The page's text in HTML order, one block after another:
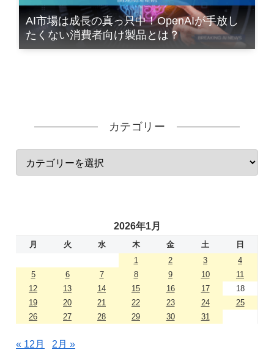
AI市場は成長の真っ只中！OpenAIが手放し
たくない消費者向け製品とは？
カテゴリー
2026年1月
月 火 水 木 金 土
日
1
2 3
4
5
6 7 8 9 10
11
12
13 14 15 16 17
18
19
20 21 22 23 24
25
26
27 28 29 30 31
« 12月 2月 »